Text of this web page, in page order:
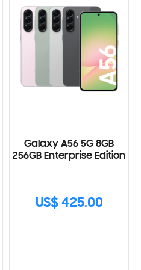
Galaxy A56 5G 8GB
256GB Enterprise Edition
US$ 425.00